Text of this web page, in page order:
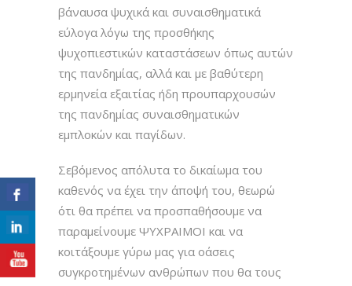
βάναυσα ψυχικά και συναισθηματικά
εύλογα λόγω της προσθήκης
ψυχοπιεστικών καταστάσεων όπως αυτών
της πανδημίας, αλλά και με βαθύτερη
ερμηνεία εξαιτίας ήδη προυπαρχουσών
της πανδημίας συναισθηματικών
εμπλοκών και παγίδων.
Σεβόμενος απόλυτα το δικαίωμα του
καθενός να έχει την άποψή του, θεωρώ
ότι θα πρέπει να προσπαθήσουμε να
παραμείνουμε ΨΥΧΡΑΙΜΟΙ και να
κοιτάξουμε γύρω μας για οάσεις
συγκροτημένων ανθρώπων που θα τους